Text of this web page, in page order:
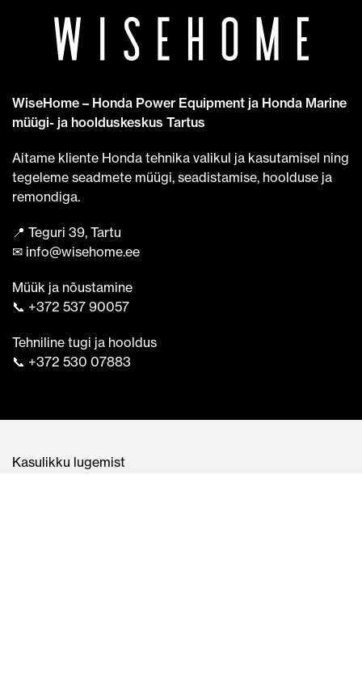
WiseHome – Honda Power Equipment ja Honda Marine
müügi- ja hoolduskeskus Tartus
Aitame kliente Honda tehnika valikul ja kasutamisel ning
tegeleme seadmete müügi, seadistamise, hoolduse ja
remondiga.
📍 Teguri 39, Tartu
✉ info@wisehome.ee
Müük ja nõustamine
📞 +372 537 90057
Tehniline tugi ja hooldus
📞 +372 530 07883
Kasulikku lugemist